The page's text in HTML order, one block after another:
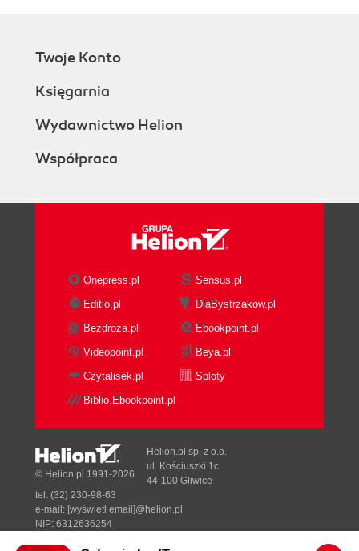
Twoje Konto
Księgarnia
Wydawnictwo Helion
Współpraca
Onepress.pl
Sensus.pl
Editio.pl
DlaBystrzakow.pl
Bezdroza.pl
Ebookpoint.pl
Videopoint.pl
Beya.pl
Czytalisek.pl
Sploty
Biblio.Ebookpoint.pl
© Helion.pl 1991-2026
Helion.pl sp. z o.o.
ul. Kościuszki 1c
44-100 Gliwice
tel. (32) 230-98-63
e-mail: [wyświetl email]@helion.pl
NIP: 6312636254